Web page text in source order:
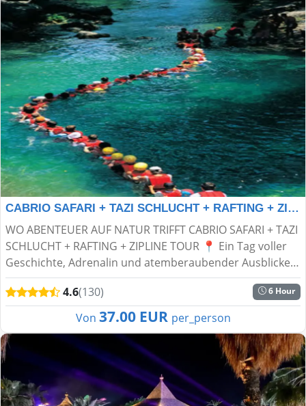
CABRIO SAFARI + TAZI SCHLUCHT + RAFTING + ZIPLINE TOUR
WO ABENTEUER AUF NATUR TRIFFT CABRIO SAFARI + TAZI
SCHLUCHT + RAFTING + ZIPLINE TOUR 📍 Ein Tag voller
Geschichte, Adrenalin und atemberaubender Ausblicke
erwartet dich! Erlebe einen unvergesslichen Tag inmitten
d...
4.6(130) 6 Hour
Von 37.00 EUR per_person